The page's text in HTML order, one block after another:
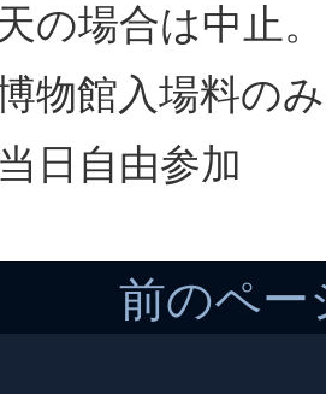
の場合は中止。
物館入場料のみ
日自由参加
前のペー